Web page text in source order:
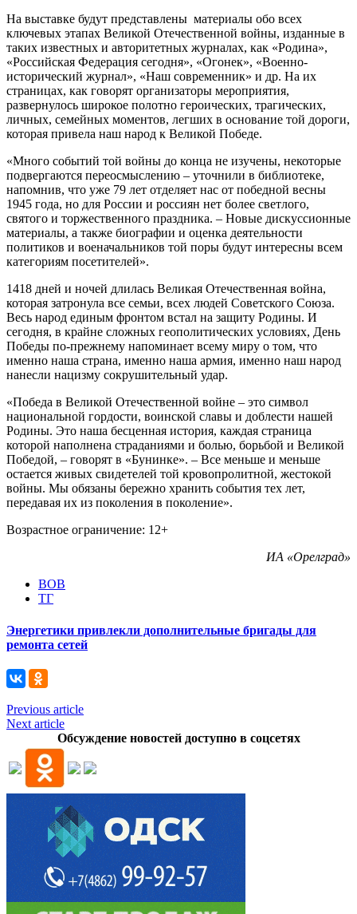
На выставке будут представлены материалы обо всех
ключевых этапах Великой Отечественной войны, изданные в
таких известных и авторитетных журналах, как «Родина»,
«Российская Федерация сегодня», «Огонек», «Военно-
исторический журнал», «Наш современник» и др. На их
страницах, как говорят организаторы мероприятия,
развернулось широкое полотно героических, трагических,
личных, семейных моментов, легших в основание той дороги,
которая привела наш народ к Великой Победе.
«Много событий той войны до конца не изучены, некоторые
подвергаются переосмыслению – уточнили в библиотеке,
напомнив, что уже 79 лет отделяет нас от победной весны
1945 года, но для России и россиян нет более светлого,
святого и торжественного праздника. – Новые дискуссионные
материалы, а также биографии и оценка деятельности
политиков и военачальников той поры будут интересны всем
категориям посетителей».
1418 дней и ночей длилась Великая Отечественная война,
которая затронула все семьи, всех людей Советского Союза.
Весь народ единым фронтом встал на защиту Родины. И
сегодня, в крайне сложных геополитических условиях, День
Победы по-прежнему напоминает всему миру о том, что
именно наша страна, именно наша армия, именно наш народ
нанесли нацизму сокрушительный удар.
«Победа в Великой Отечественной войне – это символ
национальной гордости, воинской славы и доблести нашей
Родины. Это наша бесценная история, каждая страница
которой наполнена страданиями и болью, борьбой и Великой
Победой, – говорят в «Бунинке». – Все меньше и меньше
остается живых свидетелей той кровопролитной, жестокой
войны. Мы обязаны бережно хранить события тех лет,
передавая их из поколения в поколение».
Возрастное ограничение: 12+
ИА «Орелград»
ВОВ
ТГ
Энергетики привлекли дополнительные бригады для
ремонта сетей
Previous article
Next article
Обсуждение новостей доступно в соцсетях